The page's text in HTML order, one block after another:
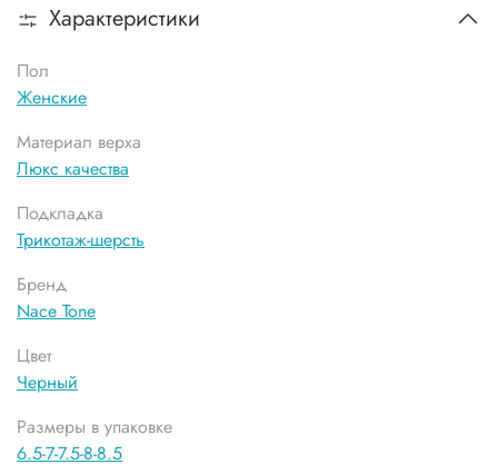
Характеристики
Пол
Женские
Материал верха
Люкс качества
Подкладка
Трикотаж-шерсть
Бренд
Nace Tone
Цвет
Черный
Размеры в упаковке
6.5-7-7.5-8-8.5